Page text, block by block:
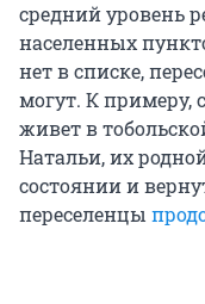
средний уровень
населенных
нет в списке,
могут. К примеру,
живет в
Натальи, их
состоянии и
переселенцы